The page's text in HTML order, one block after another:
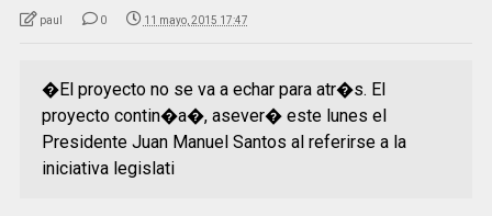
paul 0 11 mayo, 2015 17:47
�El proyecto no se va a echar para atr�s. El
proyecto contin�a�, asever� este lunes el
Presidente Juan Manuel Santos al referirse a la
iniciativa legislati